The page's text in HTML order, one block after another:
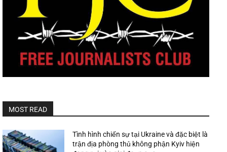
MOST READ
Tình hình chiến sự tại Ukraine và đặc biệt là
trận địa phòng thủ không phận Kyiv hiện